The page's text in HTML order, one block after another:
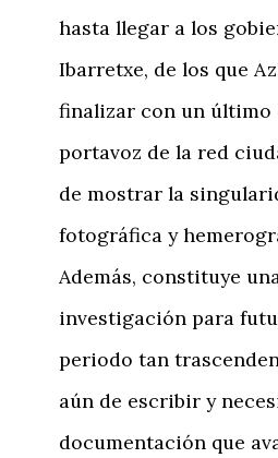
hasta llegar a los
Ibarretxe, de los que
finalizar con un
portavoz de la red
de mostrar la
fotográfica y
Además, constituye
investigación para
periodo tan
aún de escribir y
documentación que